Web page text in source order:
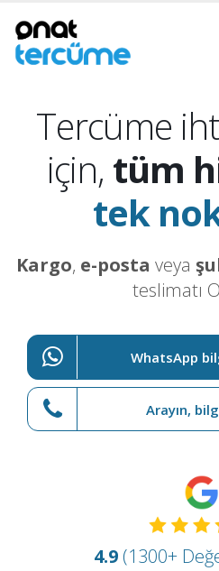
Tercüme
için, tüm
tek
Kargo, e-posta veya
teslimatı
WhatsApp
Arayın,
4.9 (1300+